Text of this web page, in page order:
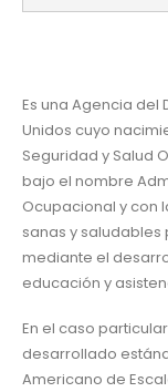
Es una Agencia del
Unidos cuyo
Seguridad y Salud
bajo el nombre
Ocupacional y con
sanas y
mediante el
educación y
En el caso
desarrollado
Americano de